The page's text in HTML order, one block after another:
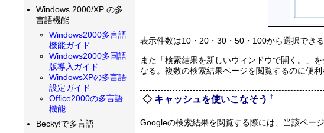
表示件数は10・20・30・50・100から選択でき
また「検索結果を新しいウィンドウで開く。」
なる。複数の検索結果ページを閲覧するのに便
キャッシュを使いこなそう†
Googleの検索結果を閲覧する際には、当該ペー
Windows 2000/XP の多
言語機能
Windows2000多言語
機能ガイド
Windows2000多国語
版導入ガイド
WindowsXPの多言語
設定ガイド
Office2000の多言語
機能
Becky!で多言語